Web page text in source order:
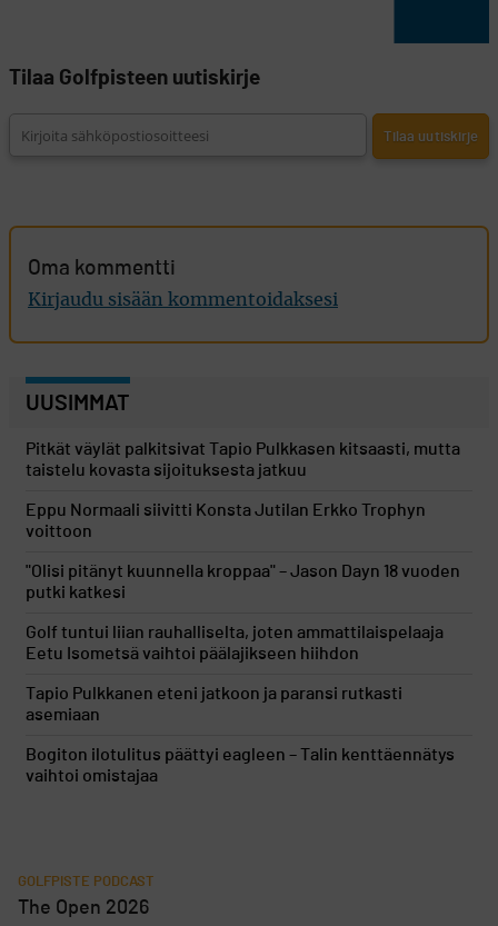
Tilaa Golfpisteen uutiskirje
Oma kommentti
Kirjaudu sisään kommentoidaksesi
UUSIMMAT
Pitkät väylät palkitsivat Tapio Pulkkasen kitsaasti, mutta
taistelu kovasta sijoituksesta jatkuu
Eppu Normaali siivitti Konsta Jutilan Erkko Trophyn
voittoon
"Olisi pitänyt kuunnella kroppaa" – Jason Dayn 18 vuoden
putki katkesi
Golf tuntui liian rauhalliselta, joten ammattilaispelaaja
Eetu Isometsä vaihtoi päälajikseen hiihdon
Tapio Pulkkanen eteni jatkoon ja paransi rutkasti
asemiaan
Bogiton ilotulitus päättyi eagleen – Talin kenttäennätys
vaihtoi omistajaa
GOLFPISTE PODCAST
The Open 2026